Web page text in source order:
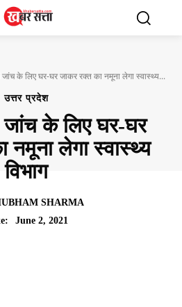
जांच के लिए घर-घर जाकर रक्त का नमूना लेगा स्वास्थ्य...
उत्तर प्रदेश
जांच के लिए घर-घर
नमूना लेगा स्वास्थ्य
विभाग
SHARMA
June 2, 2021